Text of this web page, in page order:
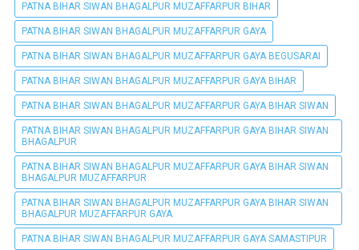
PATNA BIHAR SIWAN BHAGALPUR MUZAFFARPUR BIHAR
PATNA BIHAR SIWAN BHAGALPUR MUZAFFARPUR GAYA
PATNA BIHAR SIWAN BHAGALPUR MUZAFFARPUR GAYA BEGUSARAI
PATNA BIHAR SIWAN BHAGALPUR MUZAFFARPUR GAYA BIHAR
PATNA BIHAR SIWAN BHAGALPUR MUZAFFARPUR GAYA BIHAR SIWAN
PATNA BIHAR SIWAN BHAGALPUR MUZAFFARPUR GAYA BIHAR SIWAN
BHAGALPUR
PATNA BIHAR SIWAN BHAGALPUR MUZAFFARPUR GAYA BIHAR SIWAN
BHAGALPUR MUZAFFARPUR
PATNA BIHAR SIWAN BHAGALPUR MUZAFFARPUR GAYA BIHAR SIWAN
BHAGALPUR MUZAFFARPUR GAYA
PATNA BIHAR SIWAN BHAGALPUR MUZAFFARPUR GAYA SAMASTIPUR